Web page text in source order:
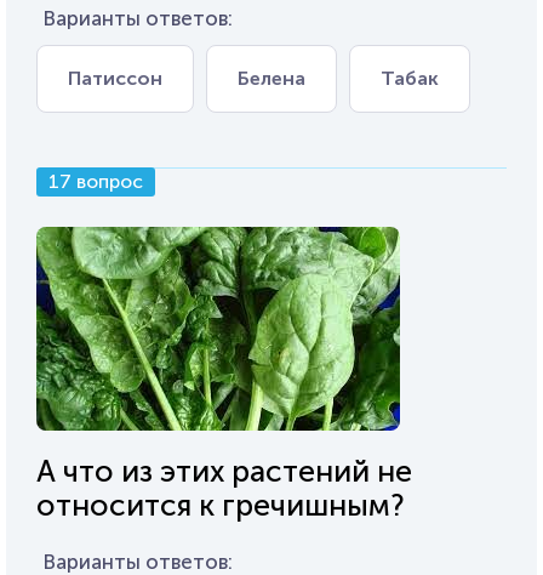
Варианты ответов:
Патиссон Белена Табак
17 вопрос
А что из этих растений не
относится к гречишным?
Варианты ответов: